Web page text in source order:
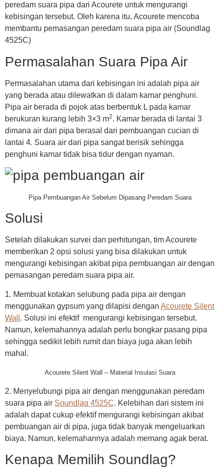
peredam suara pipa dari Acourete untuk mengurangi
kebisingan tersebut. Oleh karena itu, Acourete mencoba
membantu pemasangan peredam suara pipa air (Soundlag
4525C)
Permasalahan Suara Pipa Air
Permasalahan utama dari kebisingan ini adalah pipa air
yang berada atau dilewatkan di dalam kamar penghuni.
Pipa air berada di pojok atas berbentuk L pada kamar
berukuran kurang lebih 3×3 m2. Kamar berada di lantai 3
dimana air dari pipa berasal dari pembuangan cucian di
lantai 4. Suara air dari pipa sangat berisik sehingga
penghuni kamar tidak bisa tidur dengan nyaman.
Pipa Pembuangan Air Sebelum Dipasang Peredam Suara
Solusi
Setelah dilakukan survei dan perhitungan, tim Acourete
memberikan 2 opsi solusi yang bisa dilakukan untuk
mengurangi kebisingan akibat pipa pembuangan air dengan
pemasangan peredam suara pipa air.
1. Membuat kotakan selubung pada pipa air dengan
menggunakan gypsum yang dilapisi dengan Acourete Silent
Wall . Solusi ini efektif mengurangi kebisingan tersebut.
Namun, kelemahannya adalah perlu bongkar pasang pipa
sehingga sedikit lebih rumit dan biaya juga akan lebih
mahal.
Acourete Silent Wall – Material Insulasi Suara
2. Menyelubungi pipa air dengan menggunakan peredam
suara pipa air Soundlag 4525C. Kelebihan dari sistem ini
adalah dapat cukup efektif mengurangi kebisingan akibat
pembuangan air di pipa, juga tidak banyak mengeluarkan
biaya. Namun, kelemahannya adalah memang agak berat.
Kenapa Memilih Soundlag?